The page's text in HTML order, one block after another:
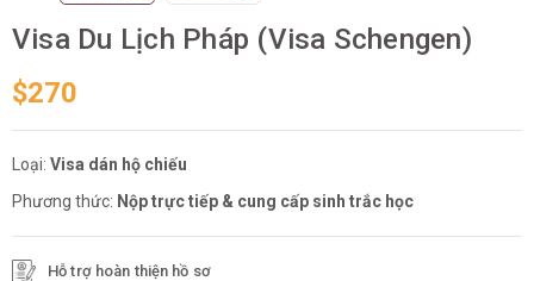
Visa Du Lịch Pháp (Visa Schengen)
$270
Loại: Visa dán hộ chiếu
Phương thức: Nộp trực tiếp & cung cấp sinh trắc học
Hỗ trợ hoàn thiện hồ sơ